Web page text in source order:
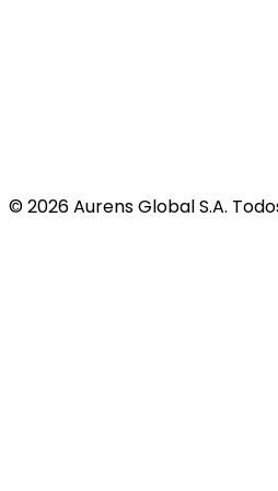
©2026Aurens Global S.A.